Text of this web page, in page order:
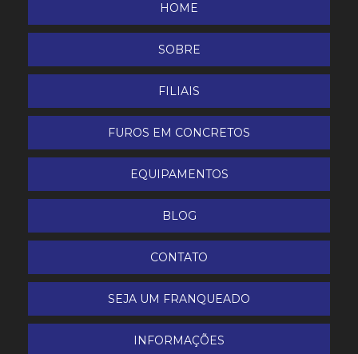
HOME
SOBRE
FILIAIS
FUROS EM CONCRETOS
EQUIPAMENTOS
BLOG
CONTATO
SEJA UM FRANQUEADO
INFORMAÇÕES